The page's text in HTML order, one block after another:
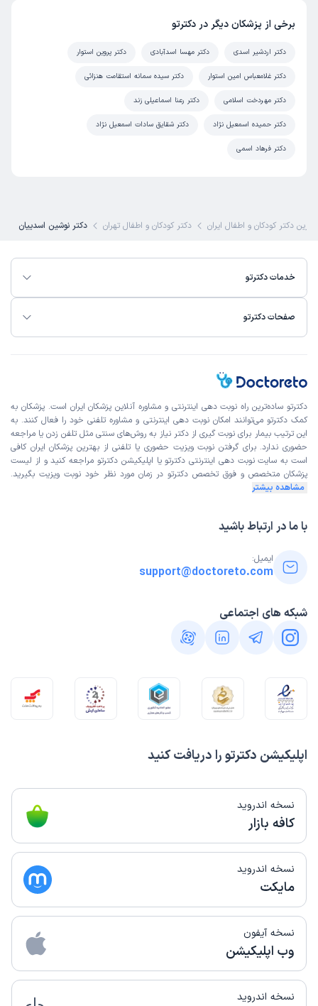
برخی از پزشکان دیگر در دکترتو
دکتر اردشیر اسدی دکتر مهسا اسدآبادی دکتر پروین استوار
دکتر غلامعباس امین استوار دکتر سیده سمانه استقامت هنزائی
دکتر مهردخت اسلامی دکتر رعنا اسماعیلی زند
دکتر حمیده اسمعیل نژاد دکتر شقایق سادات اسمعیل نژاد
دکتر فرهاد اسمی
دکتر کودکان و اطفال ایران دکتر کودکان و اطفال تهران دکتر نوشین اسدییان
خدمات دکترتو
صفحات دکترتو
اپلیکیشن دکترتو را دریافت کنید
نسخه اندروید
کافه بازار
نسخه اندروید
مایکت
نسخه آیفون
وب اپلیکیشن
نسخه اندروید
دکترتو ساده‌ترین راه نوبت‌ دهی اینترنتی و مشاوره آنلاین پزشکان ایران است. پزشکان به
کمک دکترتو می‌توانند امکان نوبت دهی اینترنتی و مشاوره تلفنی خود را فعال کنند. به
این ترتیب بیمار برای نوبت گیری از دکتر نیاز به روش‌های سنتی مثل تلفن زدن یا مراجعه
حضوری ندارد. برای گرفتن نوبت ویزیت حضوری یا تلفنی از بهترین پزشکان ایران کافی
است به سایت نوبت دهی اینترنتی دکترتو یا اپلیکیشن دکترتو مراجعه کنید و از لیست
پزشکان متخصص و فوق تخصص دکترتو در زمان مورد نظر خود نوبت ویزیت بگیرید.
مشاهده بیشتر
با ما در ارتباط باشید
ایمیل:
support@doctoreto.com
شبکه های اجتماعی